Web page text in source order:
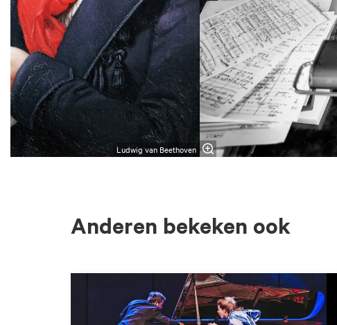
Ludwig van Beethoven
Anderen bekeken ook